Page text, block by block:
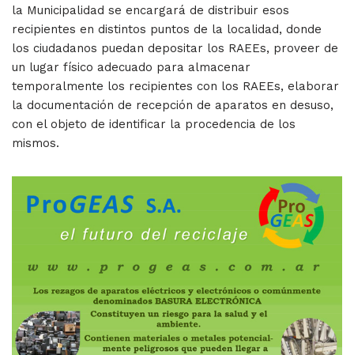
la Municipalidad se encargará de distribuir esos
recipientes en distintos puntos de la localidad, donde
los ciudadanos puedan depositar los RAEEs, proveer de
un lugar físico adecuado para almacenar
temporalmente los recipientes con los RAEEs, elaborar
la documentación de recepción de aparatos en desuso,
con el objeto de identificar la procedencia de los
mismos.